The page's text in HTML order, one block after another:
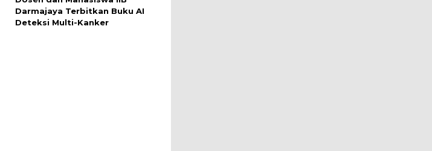
Darmajaya Terbitkan Buku AI
Deteksi Multi-Kanker